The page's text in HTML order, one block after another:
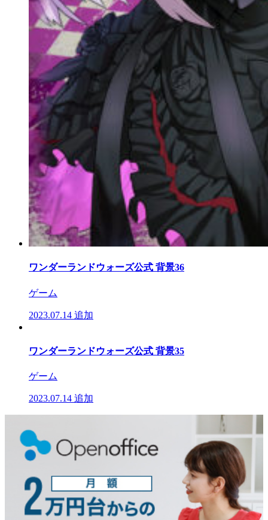
ワンダーランドウォーズ公式 背景36
ゲーム
2023.07.14 追加
ワンダーランドウォーズ公式 背景35
ゲーム
2023.07.14 追加